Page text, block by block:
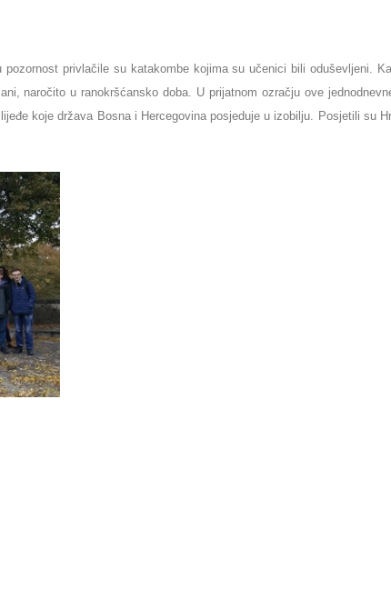
privlačile su katakombe kojima su učenici bili oduševljeni.
naročito u ranokršćansko doba. U prijatnom ozračju ove
koje država Bosna i Hercegovina posjeduje u izobilju. Posjetili su